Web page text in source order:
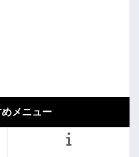
メニュー